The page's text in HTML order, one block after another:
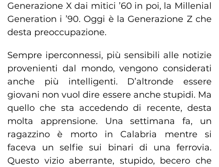
Generazione X dai mitici ’60 in poi, la Millenial
Generation i ’90. Oggi è la Generazione Z che
desta preoccupazione.
Sempre iperconnessi, più sensibili alle notizie
provenienti dal mondo, vengono considerati
anche più intelligenti. D’altronde essere
giovani non vuol dire essere anche stupidi. Ma
quello che sta accedendo di recente, desta
molta apprensione. Una settimana fa, un
ragazzino è morto in Calabria mentre si
faceva un selfie sui binari di una ferrovia.
Questo vizio aberrante, stupido, becero che